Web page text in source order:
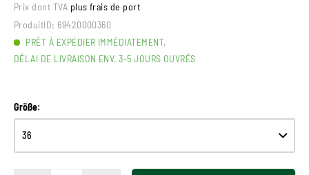
Prix dont TVA plus frais de port
ProduitID: 69420000360
PRÊT À EXPÉDIER IMMÉDIATEMENT,
DÉLAI DE LIVRAISON ENV. 3-5 JOURS OUVRÉS
Größe: